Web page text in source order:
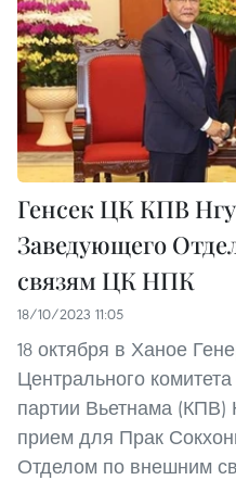
Генсек ЦК КПВ
Заведующего
связям ЦК НПК
18/10/2023 11:05
18 октября в Ханое
Центрального
партии Вьетнама (КПВ)
прием для Прак
Отделом по внешним